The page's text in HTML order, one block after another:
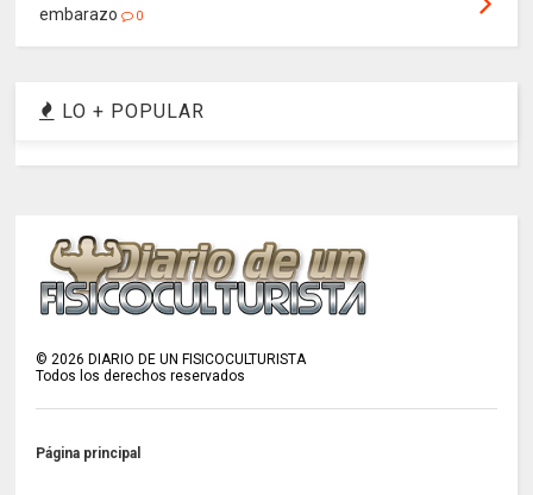
embarazo
0
LO + POPULAR
©2026 DIARIO DE UN FISICOCULTURISTA
Todos los derechos reservados
Página principal